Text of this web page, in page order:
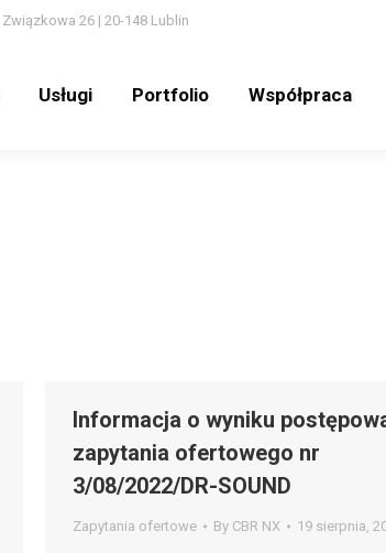
Związkowa 26 | 20-148 Lublin
Usługi Portfolio Współpraca
Informacja o wyniku
zapytania ofertowego nr
3/08/2022/DR-SOUND
Zapytania ofertowe By CBR NX 19 sierpnia,
Usługi